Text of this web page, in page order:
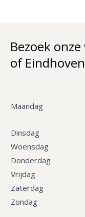
Bezoek
of Eindhoven
Maandag
Dinsdag
Woensdag
Donderdag
Vrijdag
Zaterdag
Zondag